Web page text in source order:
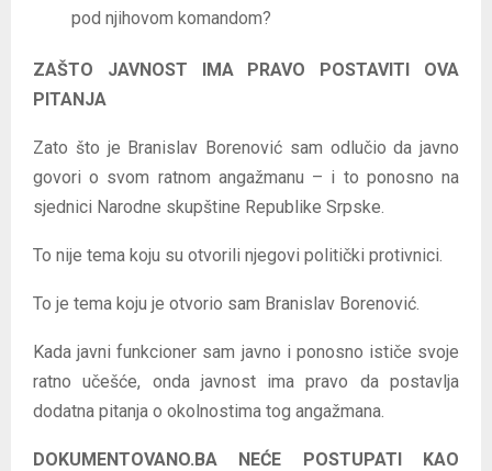
pod njihovom komandom?
ZAŠTO JAVNOST IMA PRAVO POSTAVITI OVA
PITANJA
Zato što je Branislav Borenović sam odlučio da javno
govori o svom ratnom angažmanu – i to ponosno na
sjednici Narodne skupštine Republike Srpske.
To nije tema koju su otvorili njegovi politički protivnici.
To je tema koju je otvorio sam Branislav Borenović.
Kada javni funkcioner sam javno i ponosno ističe svoje
ratno učešće, onda javnost ima pravo da postavlja
dodatna pitanja o okolnostima tog angažmana.
DOKUMENTOVANO.BA NEĆE POSTUPATI KAO